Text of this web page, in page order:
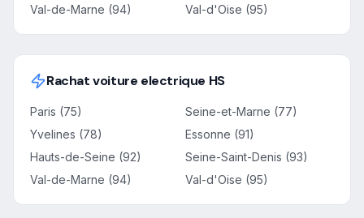
Val-de-Marne (94)
Val-d'Oise (95)
Rachat voiture electrique HS
Paris (75)
Seine-et-Marne (77)
Yvelines (78)
Essonne (91)
Hauts-de-Seine (92)
Seine-Saint-Denis (93)
Val-de-Marne (94)
Val-d'Oise (95)